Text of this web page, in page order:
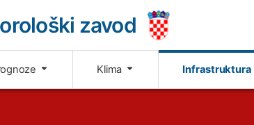
zavod
Klima Infrastruktura